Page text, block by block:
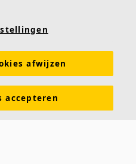
akoestiek
Kleuren en oppervlakken
of Performance)
afwijzen
accepteren